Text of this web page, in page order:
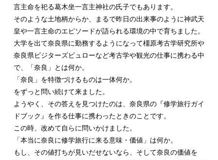
言主命を祀る葛木坐一言主神社の氏子でもあります。
そのような土地柄からか、まるで昨日の出来事のように神武天
皇や一言主命のエピソードが語られる環境の中で育ちました。
大学を出て奈良県に勤務するようになって橿原考古学研究所や
奈良県ビジターズビュローなど考古学や観光の仕事に携わる中
で、「奈良」とは何か。
「奈良」を特徴づけるものは一体何か。
をずっと問い続けて来ました。
ようやく、その答えを見つけたのは、奈良県の『修学旅行ガイ
ドブック』を作る仕事に携わったときのことです。
この時、改めて自らに問いかけました。
「本当に奈良に修学旅行に来る意味・価値」は何か。
もし、その値打ちが見いだせないなら、そして奈良の価値を